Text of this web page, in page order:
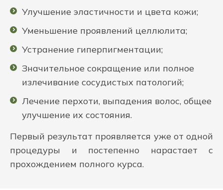
Улучшение эластичности и цвета кожи;
Уменьшение проявлений целлюлита;
Устранение гиперпигментации;
Значительное сокращение или полное
излечивание сосудистых патологий;
Лечение перхоти, выпадения волос, общее
улучшение их состояния.
Первый результат проявляется уже от одной
процедуры и постепенно нарастает с
прохождением полного курса.